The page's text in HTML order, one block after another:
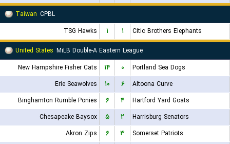
Taiwan CPBL
TSG Hawks
۱ ۱
Citic Brothers Elephants
United States MiLB Double-A Eastern League
New Hampshire Fisher Cats
۱۴ ۰
Portland Sea Dogs
Erie Seawolves
۱۰ ۶
Altoona Curve
Binghamton Rumble Ponies
۶ ۴
Hartford Yard Goats
Chesapeake Baysox
۵ ۲
Harrisburg Senators
Akron Zips
۶ ۳ Somerset Patriots